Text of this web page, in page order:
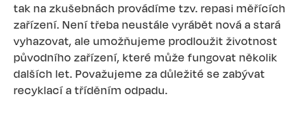
tak na zkušebnách provádíme tzv. repasi měřících
zařízení. Není třeba neustále vyrábět nová a stará
vyhazovat, ale umožňujeme prodloužit životnost
původního zařízení, které může fungovat několik
dalších let. Považujeme za důležité se zabývat
recyklací a tříděním odpadu.